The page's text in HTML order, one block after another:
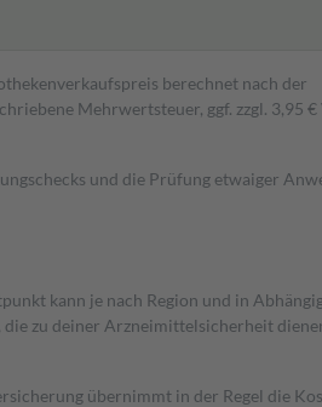
berechnet nach der
Mehrwertsteuer, ggf. zzgl. 3,95
und die Prüfung etwaiger
kann je nach Region und in
zu deiner Arzneimittelsicherheit
übernimmt in der Regel die